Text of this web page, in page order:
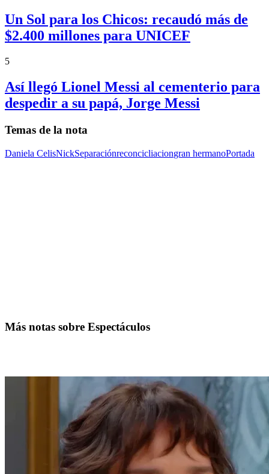
Un Sol para los Chicos: recaudó más de
$2.400 millones para UNICEF
5
Así llegó Lionel Messi al cementerio para
despedir a su papá, Jorge Messi
Temas de la nota
Daniela CelisNickSeparaciónreconcicliaciongran hermanoPortada
Más notas sobre Espectáculos